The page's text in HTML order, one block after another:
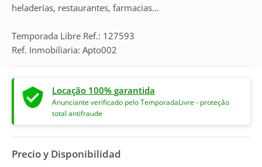
heladerías, restaurantes, farmacias...
Temporada Libre Ref.: 127593
Ref. Inmobiliaria: Apto002
Locação 100% garantida
Anunciante verificado pelo TemporadaLivre - proteção
total antifraude
Precio y Disponibilidad